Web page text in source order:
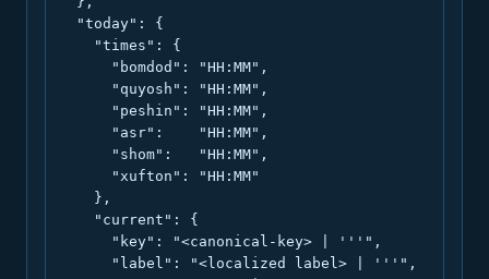
  "today": {
    "times": {
      "bomdod": "HH:MM",
      "quyosh": "HH:MM",
      "peshin": "HH:MM",
      "asr":    "HH:MM",
      "shom":   "HH:MM",
      "xufton": "HH:MM"
    },
    "current": {
      "key": "<canonical-key> | '''",
      "label": "<localized label> | '''",